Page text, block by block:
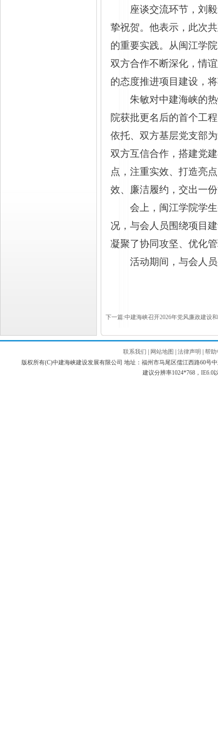
座谈交流环节，刘
挚祝贺。他表示，此次
的重要实践。从闽江学
双方合作不断深化，情
的态度推进项目建设，
朱敏对中建海峡的
院获批更名后的首个工
依托、双方基层党支部
双方互信合作，搭建党
点，注重实效、打造亮
效、廉洁履约，交出一
会上，闽江学院学
况，与会人员围绕项目
凝聚了协同攻坚、优化
活动期间，与会人
下一篇:中建海峡召开2026年党风廉政建设
联系我们 网站地图 法律声明
帮助
版权所有(C)中建海峡建设发展有限公司 地址：福州市马尾区儒江西路60号中
建议分辨率1024*768，IE6.0